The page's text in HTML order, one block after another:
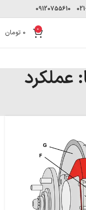
09120755610
0
0 تومان
عملکرد